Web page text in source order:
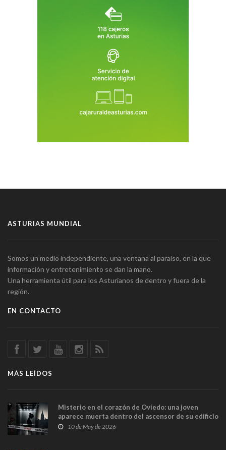
ASTURIAS MUNDIAL
Somos un medio independiente, una ventana al paraíso, en la que
información y entretenimiento se dan la mano.
Una herramienta útil para los Asturianos de dentro y fuera de la
región.
EN CONTACTO
MÁS LEÍDOS
Misterio en el corazón de Oviedo: una joven
aparece muerta dentro del ascensor de su edificio
y las cámaras captan sus últimos minutos
10 de May de 2026